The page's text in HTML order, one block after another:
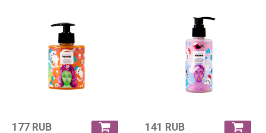
177 RUB 141 RUB